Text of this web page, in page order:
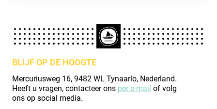
BLIJF OP DE HOOGTE
Mercuriusweg 16, 9482 WL Tynaarlo, Nederland.
Heeft u vragen, contacteer ons per e-mail of volg
ons op social media.